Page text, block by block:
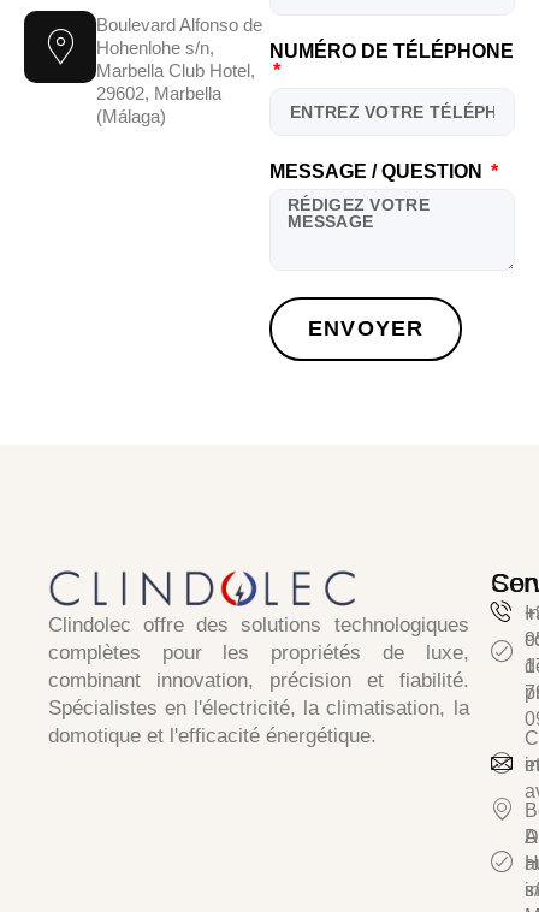
Boulevard Alfonso de
Hohenlohe s/n,
Marbella Club Hotel,
29602, Marbella
(Málaga)
NUMÉRO DE TÉLÉPHONE
MESSAGE / QUESTION
ENVOYER
Clindolecoffre des solutions technologiques
complètes pour les propriétés de luxe,
combinant innovation, précision et fiabilité.
Spécialistes en l'électricité, la climatisation, la
domotique et l'efficacité énergétique.